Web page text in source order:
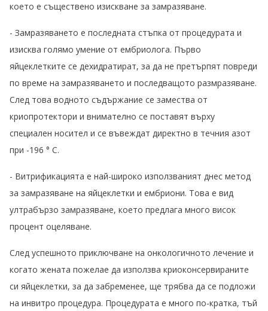
което е съществено изискване за замразяване.
- Замразяването е последната стъпка от процедурата и
изисква голямо умение от ембриолога. Първо
яйцеклетките се дехидратират, за да не претърпят повреди
по време на замразяването и последващото размразяване.
След това водното съдържание се замества от
криопротектори и внимателно се поставят върху
специален носител и се въвеждат директно в течния азот
при -196 ° С.
- Витрификацията е най-широко използваният днес метод
за замразяване на яйцеклетки и ембриони. Това е вид
ултрабързо замразяване, което предлага много висок
процент оцеляване.
След успешното приключване на онкологичното лечение и
когато жената пожелае да използва криоконсервираните
си яйцеклетки, за да забременее, ще трябва да се подложи
на инвитро процедура. Процедурата е много по-кратка, тъй